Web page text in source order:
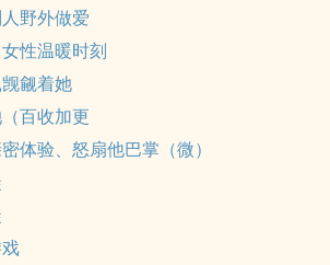
野外做爱
性温暖时刻
觎着她
百收加更
体验、怒扇他巴掌（微）